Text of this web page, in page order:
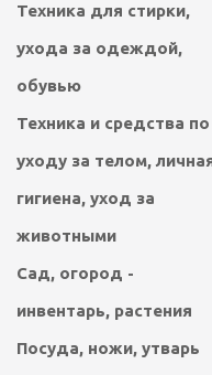
ростеры,
и
и фруктов
Техника для стирки,
ухода за одеждой,
обувью
Техника и средства по
уходу за телом,
гигиена, уход за
животными
Сад, огород -
инвентарь, растения
Посуда, ножи, утварь